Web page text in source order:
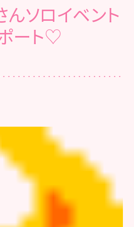
ソロイベント
ート♡